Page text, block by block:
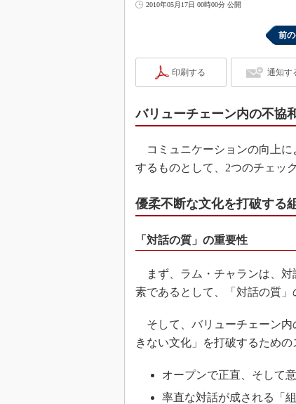
2010年05月17日 00時00分 公開
前
印刷する 通知す
バリューチェーン内の不協
コミュニケーションの向上に
するものとして、2つのチェッ
優柔不断な文化を打破する
「対話の質」の重要性
まず、ラム・チャランは、対
素であるとして、「対話の質」
そして、バリューチェーン内
きない文化」を打破するための
オープンで正直、そして
率直な対話が成される「